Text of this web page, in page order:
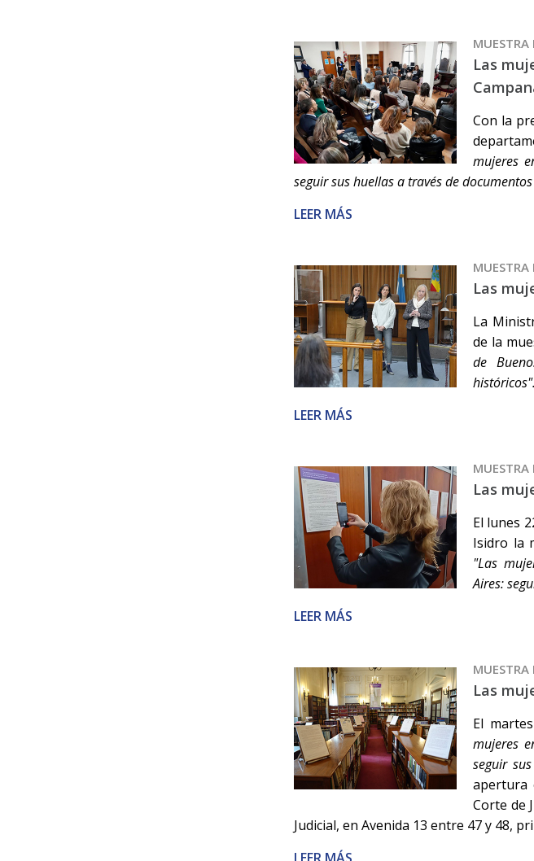
MUESTRA
Las
Con la
mujeres
seguir sus huellas a través de
LEER MÁS
MUESTRA
Las
La
de la
de
históricos".
LEER MÁS
MUESTRA
Las
El lunes
Isidro la
"Las
Aires:
LEER MÁS
MUESTRA
Las
El
mujeres
seguir
apertura
Corte de
Judicial, en Avenida 13 entre 47 y 48,